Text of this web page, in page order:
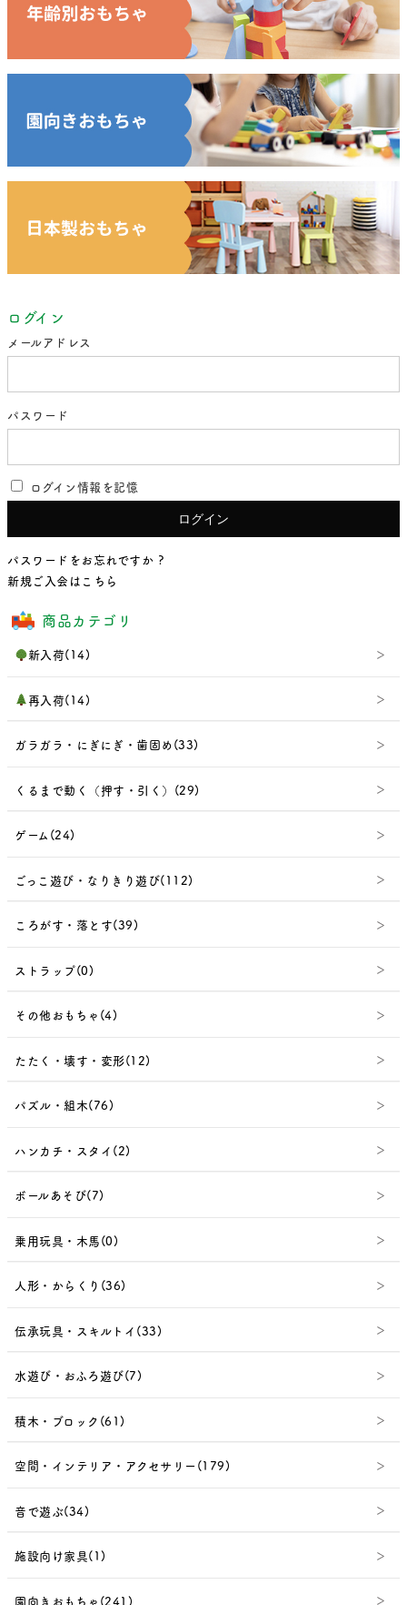
ログイン
メールアドレス
パスワード
ログイン情報を記憶
パスワードをお忘れですか ?
新規ご入会はこちら
商品カテゴリ
新入荷(14)
再入荷(14)
ガラガラ・にぎにぎ・歯固め(33)
くるまで動く（押す・引く）(29)
ゲーム(24)
ごっこ遊び・なりきり遊び(112)
ころがす・落とす(39)
ストラップ(0)
その他おもちゃ(4)
たたく・壊す・変形(12)
パズル・組木(76)
ハンカチ・スタイ(2)
ボールあそび(7)
乗用玩具・木馬(0)
人形・からくり(36)
伝承玩具・スキルトイ(33)
水遊び・おふろ遊び(7)
積木・ブロック(61)
空間・インテリア・アクセサリー(179)
音で遊ぶ(34)
施設向け家具(1)
園向きおもちゃ(241)